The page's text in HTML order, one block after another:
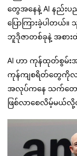
တွေအနေနဲ့ AI နည်း
ပြောကြားခဲ့ပါတယ်
ဘူဒိုဇာတစ်ခုနဲ့ အစာ
AI ဟာ ကုန်ထုတ်စွမ်း
ကုန်ကျစရိတ်တွေကိုလည်း
အလုပ်ကနေ သက်တေ
ဖြစ်လာစေလိမ့်မယ်